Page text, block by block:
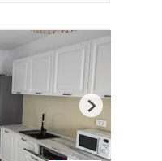
Next